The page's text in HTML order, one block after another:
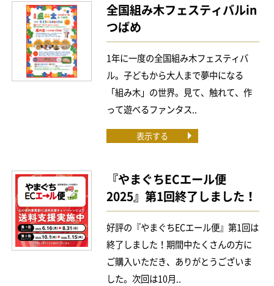
全国組み木フェスティバルin
つばめ
1年に一度の全国組み木フェスティバ
ル。子どもから大人まで夢中になる
「組み木」の世界。見て、触れて、作
って遊べるファンタス..
表示する
『やまぐちECエール便
2025』第1回終了しました！
好評の『やまぐちECエール便』第1回は
終了しました！期間中たくさんの方に
ご購入いただき、ありがとうございま
した。次回は10月..